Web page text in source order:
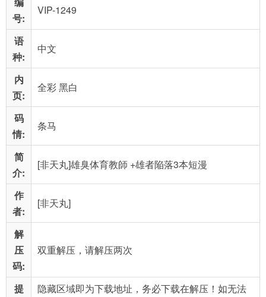
号:
VIP-1249
语
种:
中文
内
页:
全彩 黑白
码
情:
条马
简
介:
[非天丸]雄臭体育教師 +雄者陥落3本短漫
作
者:
[非天丸]
解
压
码:
双重解压，请解压两次
提
隐藏区域即为下载地址，务必下载在解压！如无法